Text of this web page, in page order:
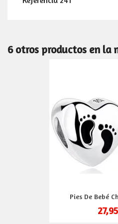
6 otros productos en la
Pies De Bebé